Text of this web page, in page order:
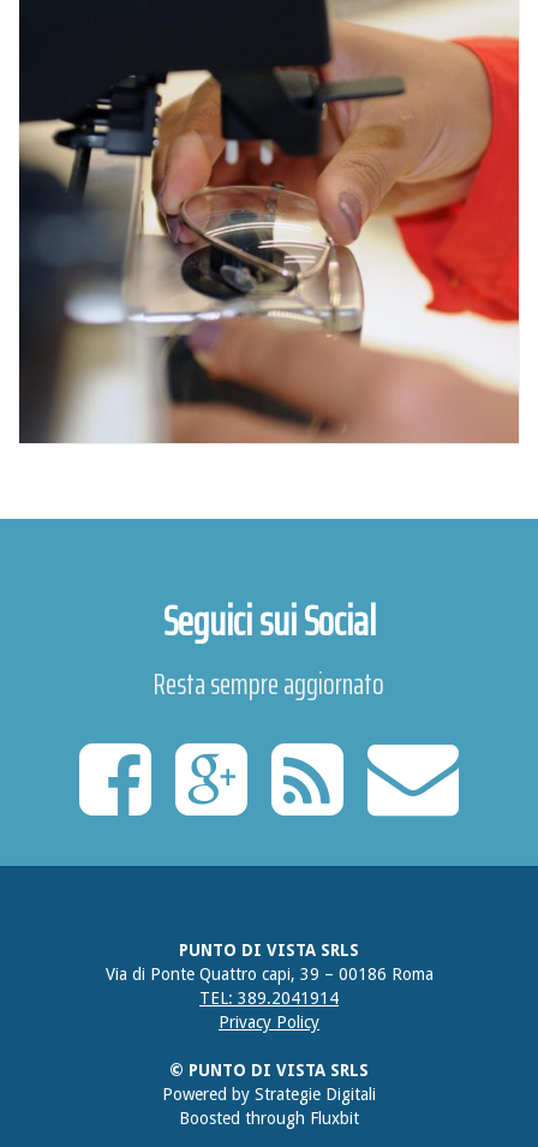
Seguici sui Social
Resta sempre aggiornato
PUNTO DI VISTA SRLS
Via di Ponte Quattro capi, 39 – 00186 Roma
TEL: 389.2041914
Privacy Policy
© PUNTO DI VISTA SRLS
Powered by Strategie Digitali
Boosted through Fluxbit